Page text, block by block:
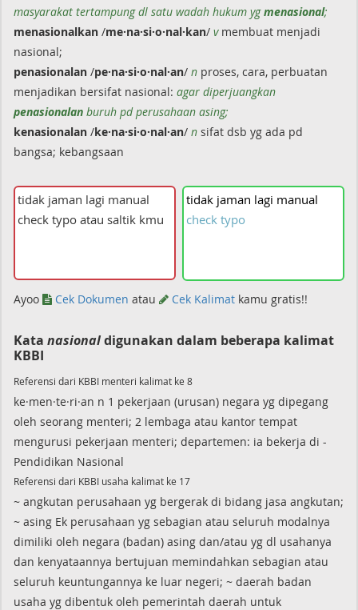
masyarakat tertampung dl satu wadah hukum ygmenasional;
menasionalkan /me·na·si·o·nal·kan/ vmembuat menjadi
nasional;
penasionalan /pe·na·si·o·nal·an/ n proses, cara, perbuatan
menjadikan bersifat nasional: agar diperjuangkan
penasionalan buruh pd perusahaan asing;
kenasionalan /ke·na·si·o·nal·an/ n sifat dsb yg ada pd
bangsa; kebangsaan
tidak jaman lagi manual
check typo
Ayoo Cek Dokumen atau Cek Kalimat kamu gratis!!
Kata nasionaldigunakan dalam beberapa kalimat
KBBI
Referensi dari KBBI menteri kalimat ke 8
ke·men·te·ri·an n 1 pekerjaan (urusan) negara yg dipegang
oleh seorang menteri; 2 lembaga atau kantor tempat
mengurusi pekerjaan menteri; departemen: ia bekerja di -
Pendidikan Nasional
Referensi dari KBBI usaha kalimat ke 17
~ angkutan perusahaan yg bergerak di bidang jasa angkutan;
~ asing Ek perusahaan yg sebagian atau seluruh modalnya
dimiliki oleh negara (badan) asing dan/atau yg dl usahanya
dan kenyataannya bertujuan memindahkan sebagian atau
seluruh keuntungannya ke luar negeri; ~ daerah badan
usaha yg dibentuk oleh pemerintah daerah untuk